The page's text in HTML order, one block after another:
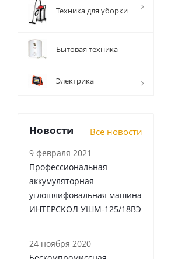
Техника для уборки
Бытовая техника
Электрика
Новости Все новости
9 февраля 2021
Профессиональная
аккумуляторная
углошлифовальная машина
ИНТЕРСКОЛ УШМ-125/18ВЭ
24 ноября 2020